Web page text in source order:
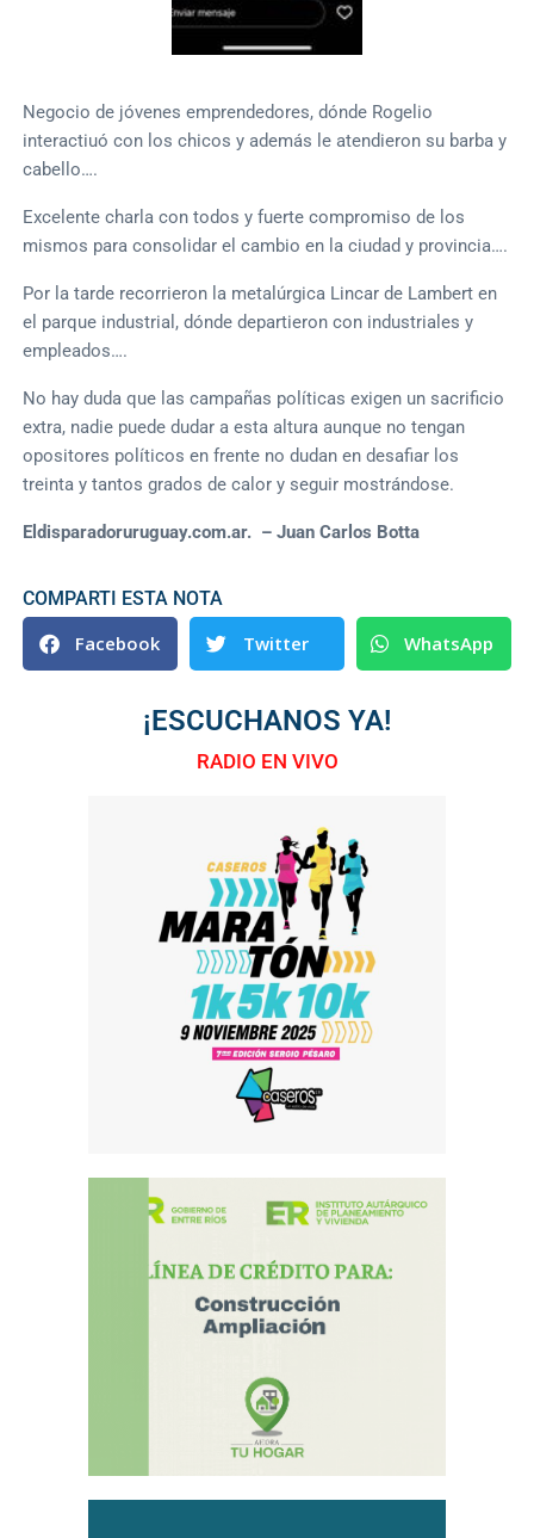
Negocio de jóvenes emprendedores, dónde Rogelio
interactiuó con los chicos y además le atendieron su barba y
cabello….
Excelente charla con todos y fuerte compromiso de los
mismos para consolidar el cambio en la ciudad y provincia….
Por la tarde recorrieron la metalúrgica Lincar de Lambert en
el parque industrial, dónde departieron con industriales y
empleados….
No hay duda que las campañas políticas exigen un sacrificio
extra, nadie puede dudar a esta altura aunque no tengan
opositores políticos en frente no dudan en desafiar los
treinta y tantos grados de calor y seguir mostrándose.
Eldisparadoruruguay.com.ar. – Juan Carlos Botta
COMPARTI ESTA NOTA
Facebook Twitter WhatsApp
¡ESCUCHANOS YA!
RADIO EN VIVO